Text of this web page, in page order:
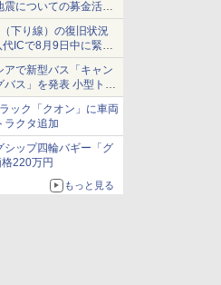
についての募金活動
下り線）の復旧状況
ICで8月9日中に緊急
で新型バス「キャン
ス」を発表 小型トラ
輸送向けバス
ック「クオン」に車両
ラクタ追加
シップ四輪バギー「グ
220万円
もっと見る